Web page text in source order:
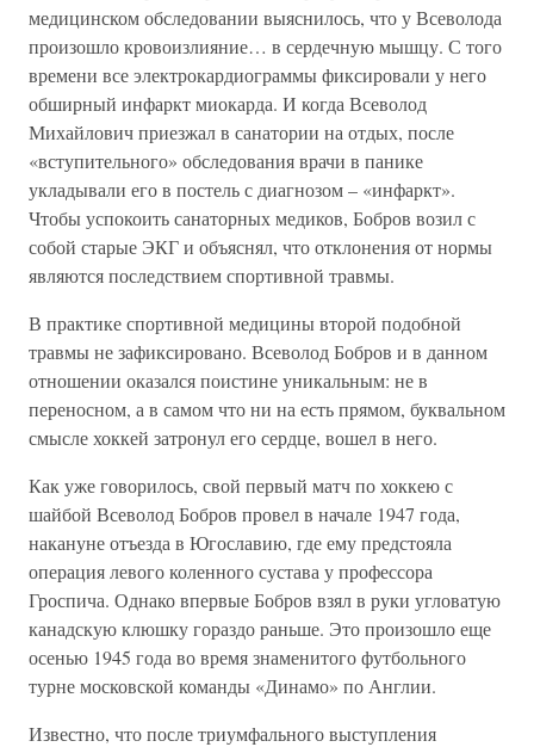
медицинском обследовании выяснилось, что у Всеволода
произошло кровоизлияние… в сердечную мышцу. С того
времени все электрокардиограммы фиксировали у него
обширный инфаркт миокарда. И когда Всеволод
Михайлович приезжал в санатории на отдых, после
«вступительного» обследования врачи в панике
укладывали его в постель с диагнозом – «инфаркт».
Чтобы успокоить санаторных медиков, Бобров возил с
собой старые ЭКГ и объяснял, что отклонения от нормы
являются последствием спортивной травмы.
В практике спортивной медицины второй подобной
травмы не зафиксировано. Всеволод Бобров и в данном
отношении оказался поистине уникальным: не в
переносном, а в самом что ни на есть прямом, буквальном
смысле хоккей затронул его сердце, вошел в него.
Как уже говорилось, свой первый матч по хоккею с
шайбой Всеволод Бобров провел в начале 1947 года,
накануне отъезда в Югославию, где ему предстояла
операция левого коленного сустава у профессора
Гроспича. Однако впервые Бобров взял в руки угловатую
канадскую клюшку гораздо раньше. Это произошло еще
осенью 1945 года во время знаменитого футбольного
турне московской команды «Динамо» по Англии.
Известно, что после триумфального выступления